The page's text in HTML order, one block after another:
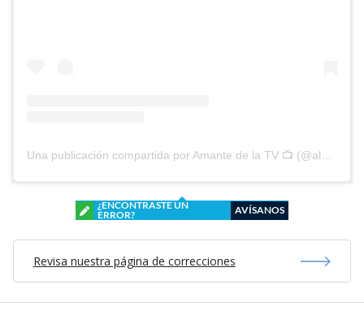
Una publicación compartida por Amante de la TV 📺 (@alguien_te_observa)
¿ENCONTRASTE UN
ERROR?
AVÍSANOS
Revisa nuestra página de correcciones